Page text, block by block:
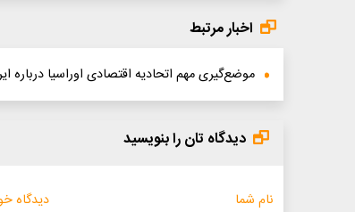
اخبار مرتبط
موضع‌گیری مهم اتحادیه اقتصادی اوراسیا درباره
دیدگاه تان را بنویسید
نام شما دیدگاه